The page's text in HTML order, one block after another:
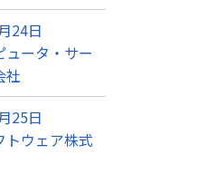
24日
ュータ・サー
社
25日
トウェア株式